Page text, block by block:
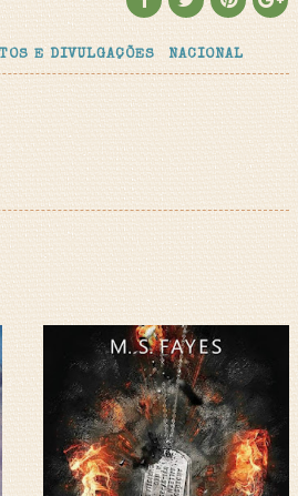
E DIVULGAÇÕES NACIONAL